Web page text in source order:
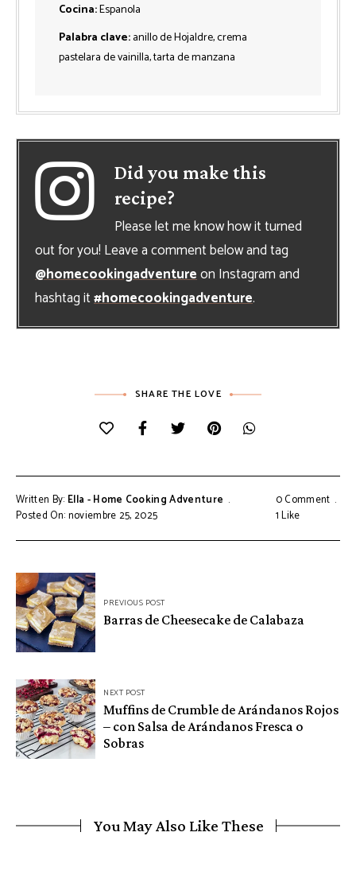
Cocina:Espanola
Palabra clave:anillo de Hojaldre, crema
pastelara de vainilla, tarta de manzana
Did you make this
recipe?
Please let me know how it turned
out for you! Leave a comment below and tag
@homecookingadventureon Instagram and
hashtag it#homecookingadventure.
SHARE THE LOVE
Written By: Ella - Home Cooking Adventure
Posted On: noviembre 25, 2025
0 Comment
1 Like
Navegación
de
entradas
PREVIOUS POST
Barras de Cheesecake de Calabaza
NEXT POST
Muffins de Crumble de Arándanos Rojos
– con Salsa de Arándanos Fresca o
Sobras
You May Also Like These